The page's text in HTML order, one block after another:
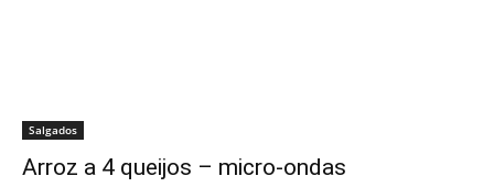
Salgados
Arroz a 4 queijos – micro-ondas